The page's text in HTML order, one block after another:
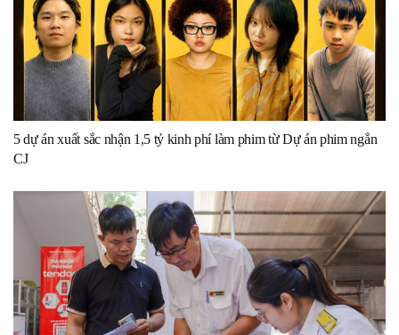
5 dự án xuất sắc nhận 1,5 tỷ kinh phí làm phim từ Dự án phim ngắn
CJ